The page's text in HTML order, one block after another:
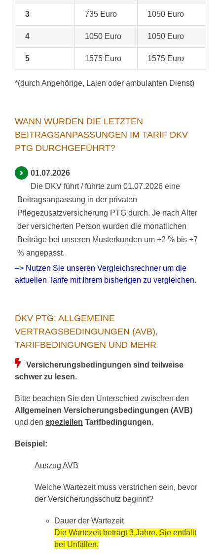
3 735 Euro 1050 Euro
4 1050 Euro 1050 Euro
5 1575 Euro 1575 Euro
*(durch Angehörige, Laien oder ambulanten Dienst)
WANN WURDEN DIE LETZTEN
BEITRAGSANPASSUNGEN IM TARIF DKV
PTG DURCHGEFÜHRT?
01.07.2026
Die DKV führt / führte zum 01.07.2026 eine
Beitragsanpassung in der privaten
Pflegezusatzversicherung PTG durch. Je nach Alter
der versicherten Person wurden die monatlichen
Beiträge bei unseren Musterkunden um +2 % bis +7
% angepasst.
–> Nutzen Sie unseren Vergleichsrechner um die
aktuellen Tarife mit Ihrem bisherigen zu vergleichen.
DKV PTG: ALLGEMEINE
VERTRAGSBEDINGUNGEN (AVB),
TARIFBEDINGUNGEN UND MEHR
Versicherungsbedingungen sind teilweise
schwer zu lesen.
Bitte beachten Sie den Unterschied zwischen den
Allgemeinen Versicherungsbedingungen (AVB)
und den speziellen Tarifbedingungen.
Beispiel:
Auszug AVB
Welche Wartezeit muss verstrichen sein, bevor
der Versicherungsschutz beginnt?
Dauer der Wartezeit
Die Wartezeit beträgt 3 Jahre. Sie entfällt
bei Unfällen.